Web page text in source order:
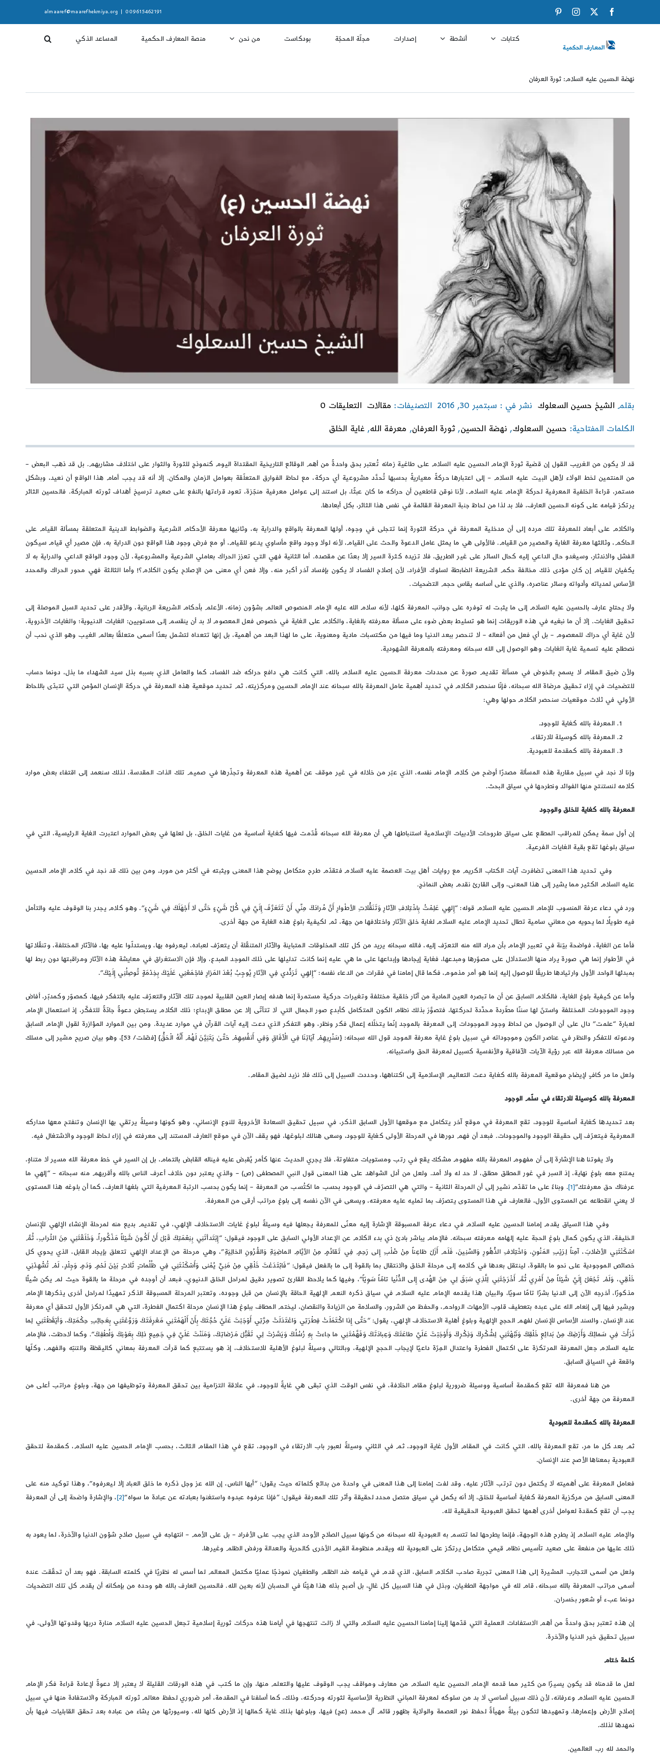
Facebook
X
Instagram
009615462191
almaaref@maarefhekmiya.org
كتابات أنشطة إصدارات مجلّة المحجّة بودكاست من نحن منصة المعارف الحكمية المساعد الذكي
نهضة الحسين عليه السلام: ثورة العرفان
بقلم الشيخ حسين السعلوك نشر في : سبتمبر 30, 2016 التصنيفات: مقالات التعليقات 0
on
السلام:
العرفان
الكلمات المفتاحية: حسين السعلوك, نهضة الحسين, ثورة العرفان, معرفة الله, غاية الخلق
قد لا يكون من الغريب القول إن قضية ثورة الإمام الحسين عليه السلام على طاغية زمانه تُعتبر بحق واحدةً من أهم الوقائع التاريخية المقتداة اليوم كنموذج للثورة والثوار على اختلاف مشاربهم. بل قد ذهب البعض –
من المنتمين لخط الولاء لأهل البيت عليه السلام – إلى اعتبارها حركةً معياريةً بحسبها تُحدَّد مشروعية أي حركة، مع لحاظ الفوارق المتعلّقة بعوامل الزمان والمكان. إلا أنه قد يجب أمام هذا الواقع أن نعيد، وبشكل
مستمر، قراءة الخلفية المعرفية لحركة الإمام عليه السلام، لأنا نوقن قاطعين أن حراكه ما كان عبثًا، بل استند إلى عوامل معرفية منجّزة، تعود قراءتها بالنفع على صعيد ترسيخ أهداف ثورته المباركة. فالحسين الثائر
يرتكز قيامه على كونه الحسين العارف، فلا بد لذا من لحاظ جنبة المعرفة القائمة في نفس هذا الثائر، بكل أبعادها.
والكلام على أبعاد للمعرفة تلك مرده إلى أن مدخلية المعرفة في حركة الثورة إنما تتجلى في وجوه، أولها المعرفة بالواقع والدراية به، وثانيها معرفة الأحكام الشرعية والضوابط الدينية المتعلقة بمسألة القيام على
الحاكم، وثالثها معرفة الغاية والمصير من القيام. فالأولى هي ما يمثل عامل الدعوة والحث على القيام، لأنه لولا وجود واقع مأساوي يدعو للقيام، أو مع فرض وجود هذا الواقع دون الدراية به، فإن مصير أي قيام سيكون
الفشل والاندثار، وسيغدو حال الداعي إليه كحال السائر على غير الطريق، فلا تزيده كثرة السير إلا بعدًا عن مقصده. أما الثانية فهي التي تعزز الحراك بعاملي الشرعية والمشروعية، لأن وجود الواقع الداعي والدراية به لا
يكفيان للقيام إن كان مؤدى ذلك مخالفة حكم الشريعة الضابطة لسلوك الأفراد، لأن إصلاح الفساد لا يكون بإفساد آخر أكبر منه، وإلا فعن أي معنى من الإصلاح يكون الكلام؟! وأما الثالثة فهي محور الحراك والمحدد
الأساس لمدياته وأدواته وسائر عناصره، والذي على أساسه يقاس حجم التضحيات.
ولا يحتاج عارف بالحسين عليه السلام إلى ما يثبت له توفره على جوانب المعرفة كلها، لأنه سلام الله عليه الإمام المنصوص العالم بشؤون زمانه، الأعلم بأحكام الشريعة الربانية، والأقدر على تحديد السبل الموصلة إلى
تحقيق الغايات. إلا أن ما نبغيه في هذه الوريقات إنما هو تسليط بعض ضوء على مسألة معرفته بالغاية، والكلام على الغاية في خصوص فعل المعصوم لا بد أن ينقسم إلى مستويين: الغايات الدنيوية؛ والغايات الأخروية،
لأن غاية أي حراك للمعصوم – بل أي فعل من أفعاله – لا تنحصر ببعد الدنيا وما فيها من مكتسبات مادية ومعنوية، على ما لهذا البعد من أهمية، بل إنها تتعداه لتشمل بعدًا أسمى متعلقًا بعالم الغيب وهو الذي نحب أن
نصطلح عليه تسمية غاية الغايات وهو الوصول إلى الله سبحانه ومعرفته بالمعرفة الشهودية.
ولأن ضيق المقام لا يسمح بالخوض في مسألة تقديم صورة عن محددات معرفة الحسين عليه السلام بالله، التي كانت هي دافع حراكه ضد الفساد، كما والعامل الذي بسببه بذل سيد الشهداء ما بذل، دونما حساب
للتضحيات في إزاء تحقيق مرضاة الله سبحانه، فإنّا سنحصر الكلام في تحديد أهمية عامل المعرفة بالله سبحانه عند الإمام الحسين ومركزيته، ثم تحديد موقعية هذه المعرفة في حركة الإنسان المؤمن التي تتبدّى باللحاظ
الأولي في ثلاث موقعيات سنحصر الكلام حولها وهي:
المعرفة بالله كغاية للوجود.
المعرفة بالله كوسيلة للارتقاء.
المعرفة بالله كمقدمة للعبودية.
وإنا لا نجد في سبيل مقاربة هذه المسألة مصدرًا أوضح من كلام الإمام نفسه، الذي عبّر من خلاله في غير موقف عن أهمية هذه المعرفة وتجذّرها في صميم تلك الذات المقدسة، لذلك سنعمد إلى اقتفاء بعض موارد
كلامه لنستنتج منها الفوائد ونطرحها في سياق البحث.
المعرفة بالله كغاية للخلق والوجود
إن أول سمة يمكن للمراقب المطلع على سياق طروحات الأدبيات الإسلامية استنباطها هي أن معرفة الله سبحانه قُدّمت فيها كغاية أساسية من غايات الخلق، بل لعلها في بعض الموارد اعتبرت الغاية الرئيسية، التي في
سياق بلوغها تقع بقية الغايات الفرعية.
وفي تحديد هذا المعنى تضافرت آيات الكتاب الكريم مع روايات أهل بيت العصمة عليه السلام فتقدّم طرح متكامل يوضح هذا المعنى ويثبته في أكثر من مورد. ومن بين ذلك قد نجد في كلام الإمام الحسين
عليه السلام الكثير مما يشير إلى هذا المعنى، وإلى القارئ نقدم بعض النماذج.
ورد في دعاء عرفة المنسوب للإمام الحسين عليه السلام قوله: “إِلهِي عَلِمْتُ بِاخْتِلافِ الآثارِ وَتَنَقُّلاتِ الأطْوارِ أَنَّ مُرادَكَ مِنِّي أَنْ تَتَعَرَّفَ إِلَيَّ فِي كُلِّ شَيْءٍ حَتَّى لا أَجْهَلَكَ فِي شَيْءٍ”. وهو كلام يجدر بنا الوقوف عليه والتأمل
فيه طويلًا لما يحويه من معاني سامية تطال تحديد الإمام عليه السلام لغاية خلق الآثار واختلافها من جهة، ثم لكيفية بلوغ هذه الغاية من جهة أخرى.
فأما عن الغاية، فواضحة بيّنة في تعبير الإمام بأن مراد الله منه التعرّف إليه، فالله سبحانه يريد من كل تلك المخلوقات المتباينة والآثار المتنقّلة أن يتعرّف لعباده، ليعرفوه بها، ويستدلّوا عليه بها، فالآثار المختلفة، وتنقّلاتها
في الأطوار إنما هي صورة يراد منها الاستدلال على مصوّرها ومبدعها، فغاية إيجادها وإبداعها على ما هي عليه إنما كانت تدليلها على ذلك الموجد المبدع، وإلا فإن الاستغراق في معايشة هذه الآثار ومراقبتها دون ربط لها
بمبدئها الواحد الأول وارتيادها طريقًا للوصول إليه إنما هو أمر مذموم، فكما قال إمامنا في فقرات من الدعاء نفسه: “إِلهِي تَرَدُّدي فِي الآثارِ يُوجِبُ بُعْدَ المَزارِ فاجْمَعْنِي عَلَيْكَ بِخِدْمَةٍ تُوصِلُنِي إِلَيْكَ”.
وأما عن كيفية بلوغ الغاية، فالكلام السابق عن أن ما تبصره العين المادية من آثار خلقية مختلفة وتغيرات حركية مستمرة إنما هدفه إبصار العين القلبية لموجد تلك الآثار والتعرّف عليه بالتفكر فيها، كمصوّر وكمدبّر، أفاض
وجود الموجودات المختلفة واستنّ لها سننًا مطّردة محدِّدة لحركتها، فتصوَّرَ بذلك نظام الكون المتكامل كأبدع صور الجمال التي لا تتأتّى إلا عن مطلق الإبداع؛ ذلك الكلام يستبطن دعوةً جادّةً للتفكّر، إذ استعمال الإمام
لعبارة “علمت” دال على أن الوصول من لحاظ وجود الموجودات إلى المعرفة بالموجد إنّما يتخلّله إعمال فكر ونظر، وهو التفكر الذي دعت إليه آيات القرآن في موارد عديدة. ومن بين الموارد المؤازرة لقول الإمام السابق
ودعوته للتفكر والنظر في عناصر الكون وموجوداته في سبيل بلوغ غاية معرفة الموجد قول الله سبحانه: {سَنُرِيهِمْ آيَاتِنَا فِي الْآفَاقِ وَفِي أَنفُسِهِمْ حَتَّىٰ يَتَبَيَّنَ لَهُمْ أَنَّهُ الْحَقُّ} [فصّلت/ 53]، وهو بيان صريح مشير إلى مسلك
من مسالك معرفة الله عبر رؤية الآيات الآفاقية والأنفسية كسبيل لمعرفة الحق واستبيانه.
ولعل ما مر كافٍ لإيضاح موقعية المعرفة بالله كغاية دعت التعاليم الإسلامية إلى اكتناهها، وحددت السبيل إلى ذلك فلا نزيد لضيق المقام.
المعرفة بالله كوسيلة للارتقاء في سلّم الوجود
بعد تحديدها كغاية أساسية للوجود، تقع المعرفة في موقع آخر يتكامل مع موقعها الأول السابق الذكر، في سبيل تحقيق السعادة الأخروية للنوع الإنساني، وهو كونها وسيلةً يرتقي بها الإنسان وتنفتح معها مداركه
المعرفية فيتعرّف إلى حقيقة الوجود والموجودات. فبعد أن فهم دورها في المرحلة الأولى كغاية للوجود، وسعى هنالك لبلوغها، فهو يقف الآن في موقع العارف المستند إلى معرفته في إزاء لحاظ الوجود والاشتغال فيه.
ولا يفوتنا هنا الإشارة إلى أن مفهوم المعرفة بالله مفهوم مشكك يقع في رتب ومستويات متفاوتة، فلا يجري الحديث عنها كأمر يُقبض عليه فيناله القابض بالتمام، بل إن السير في خط معرفة الله مسير لا متناهٍ،
يمتنع معه بلوغ نهاية، إذ السبر في غور المطلق مطلق، لا حد له ولا أمد. ولعل من أدل الشواهد على هذا المعنى قول النبي المصطفى (ص) – والذي يعتبر دون خلاف أعرف الناس بالله وأقربهم منه سبحانه – “إلهي ما
عرفناك حق معرفتك”[1]
. وبناءً على ما تقدّم نشير إلى أن المرحلة الثانية – والتي هي التصرّف في الوجود بحسب ما اكتُسب من المعرفة – إنما يكون بحسب الرتبة المعرفية التي بلغها العارف، كما أن بلوغه هذا المستوى
لا يعني انقطاعه عن المستوى الأول، فالعارف في هذا المستوى يتصرّف بما تمليه عليه معرفته، ويسعى في الآن نفسه إلى بلوغ مراتب أرقى من المعرفة.
وفي هذا السياق يقدم إمامنا الحسين عليه السلام في دعاء عرفة المسبوقة الإشارة إليه معنًى للمعرفة يجعلها فيه وسيلةً لبلوغ غايات الاستخلاف الإلهي، في تقديم بديع منه لمرحلة الإنشاء الإلهي للإنسان
الخليفة، الذي يكون كمال بلوغ الحجة عليه إلهامه معرفته سبحانه. فالإمام يباشر بادئ ذي بدء الكلام عن الإعداد الأولي السابق على الوجود فيقول: “إِبْتَدأتَنِي بِنِعْمَتِكَ قَبْلَ أَنْ أَكُونَ شَيْئاً مَذْكُوراً، وَخَلَقْتَنِي مِنَ التُرابِ، ثُمَّ
اسْكَنْتَنِي الأصْلابَ، آمِناً لِرَيْبِ المَنُونِ، وَاخْتِلافِ الدُّهُورِ وَالسِّنِينَ، فَلَم أَزَلْ ظاعِناً مِنْ صُلْبِ إِلى رَحِمٍ فِي تَقادُمٍ مِنْ الأيَّامِ الماضِيَةِ وَالقُرُونِ الخالِيَةِ”، وهي مرحلة من الإعداد الإلهي تتعلق بإيجاد القابل، الذي يحوي كل
خصائص الموجودية على نحو ما بالقوة، لينتقل بعدها في كلامه إلى مرحلة الخلق والانتقال بما بالقوة إلى ما بالفعل فيقول: “فَابْتَدَعْتَ خَلْقِي مِنْ مَنِيٍّ يُمْنى وَأَسْكَنْتَنِي فِي ظُلُماتٍ ثَلاثٍ بَيْنَ لَحْمٍ وَدَمٍ وَجِلْدٍ، لَمْ تُشْهِدْنِي
خَلْقِي، وَلَمْ تَجْعَلْ إِلَيَّ شَيْئاً مِنْ أَمْرِي ثُمَّ أَخْرَجْتَنِي لِلَّذِي سَبَقَ لِي مِنَ الهُدى إِلى الدُّنْيا تامّاً سَوِيّاً”، وفيها كما يلاحظ القارئ تصوير دقيق لمراحل الخلق الدنيوي، فبعد أن أوجده في مرحلة ما بالقوة حيث لم يكن شيئًا
مذكورًا، أخرجه الآن إلى الدنيا بشرًا تامًا سويًا، والبيان هذا يقدمه الإمام عليه السلام في سياق ذكره النعم الإلهية الحاقة بالإنسان من قبل وجوده، وتعتبر المرحلة المسبوقة الذكر تمهيدًا لمراحل أخرى يذكرها الإمام
ويشير فيها إلى إنعام الله على عبده بتعطيف قلوب الأمهات الرواحم، والحفظ من الشرور، والسلامة من الزيادة والنقصان، ليختم المطاف ببلوغ هذا الإنسان مرحلة اكتمال الفطرة، التي هي المرتكز الأول لتحقق أي معرفة
عند الإنسان، والسند الأساس للإنسان لفهم الحجج الإلهية وبلوغ أهلية الاستخلاف الإلهي، يقول: “حَتَّى إِذا اكْتَمَلَتْ فِطْرَتِي وَاعْتَدَلَتْ مِرَّتِي أَوْجَبْتَ عَلَيَّ حُجَّتَكَ بِأَنْ أَلْهَمْتَنِي مَعْرِفَتَكَ وَرَوَّعْتَنِي بِعَجائِبِ حِكْمَتِكَ، وَأيْقَظْتَنِي لِما
ذَرَأْتَ فِي سَمائِكَ وَأَرْضِكَ مِنْ بَدائِعِ خَلْقِكَ وَنَبَّهْتَنِي لِشُكْرِكَ وَذِكْرِكَ وَأَوْجَبْتَ عَلَيَّ طاعَتَكَ وَعِبادَتَكَ وَفَهَّمْتَنِي ما جاءتْ بِهِ رُسُلُكَ وَيَسَّرْتَ لِي تَقَبُّلَ مَرْضاتِكَ، وَمَنَنْتَ عَلَيَّ فِي جَمِيعِ ذلِكَ بِعَوْنِكَ وَلُطْفِكَ”. وكما لاحظت، فالإمام
عليه السلام جعل المعرفة المرتكزة على اكتمال الفطرة واعتدال المِرّة داعيًا لإيجاب الحجج الإلهية، وبالتالي وسيلةً لبلوغ الأهلية للاستخلاف، إذ هو يستتبع كما قرأت المعرفة بمعاني كاليقظة والتنبّه والفهم، وكلّها
واقعة في السياق السابق.
من هنا فمعرفة الله تقع كمقدمة أساسية ووسيلة ضرورية لبلوغ مقام الخلافة، في نفس الوقت الذي تبقى هي غايةً للوجود، في علاقة التزامية بين تحقق المعرفة وتوظيفها من جهة، وبلوغ مراتب أعلى من
المعرفة من جهة أخرى.
المعرفة بالله كمقدمة للعبودية
ثم بعد كل ما مر، تقع المعرفة بالله، التي كانت في المقام الأول غاية الوجود، ثم في الثاني وسيلةً لعبور باب الارتقاء في الوجود، تقع في هذا المقام الثالث، بحسب الإمام الحسين عليه السلام، كمقدمة لتحقق
العبودية بمعناها الأصح عند الإنسان.
فعامل المعرفة على أهميته لا يكتمل دون ترتب الآثار عليه، وقد لفت إمامنا إلى هذا المعنى في واحدة من بدائع كلماته حيث يقول: “أيها الناس، إن الله عز وجل ذكره ما خلق العباد إلا ليعرفوه”، وهذا توكيد منه على
المعنى السابق من مركزية المعرفة كغاية أساسية للخلق، إلا أنه يكمل في سياق متصل محدد لحقيقة وأثر تلك المعرفة فيقول: “فإذا عرفوه عبدوه واستغنوا بعبادته عن عبادة ما سواه”[2]
، والإشارة واضحة إلى أن المعرفة
يجب أن تقع كمقدة لعوامل أخرى أهمها تحقق العبودية الحقيقية لله.
والإمام عليه السلام إذ يطرح هذه الوجهة، فإنما يطرحها لما تتسم به العبودية لله سبحانه من كونها سبيل الصلاح الأوحد الذي يجب على الأفراد – بل على الأمم – انتهاجه في سبيل صلاح شؤون الدنيا والآخرة، لما يعود به
ذلك عليها من منفعة على صعيد تأسيس نظام قيمي متكامل يرتكز على العبودية لله ويقدم منظومة القيم الأخرى كالحرية والعدالة ورفض الظلم وغيرها.
ولعل من أسمى التجارب المشيرة إلى هذا المعنى تجربة صاحب الكلام السابق، الذي قدم في قيامه ضد الظلم والطغيان نموذجًا عمليًا مكتمل المعالم لما أسس له نظريًا في كلمته السابقة. فهو بعد أن تحقّقت عنده
أسمى مراتب المعرفة بالله سبحانه، قام لله في مواجهة الطغيان، وبذل في هذا السبيل كل غالٍ، بل أصبح بذله هذا هيّنًا في الحسبان لأنه بعين الله. فالحسين العارف بالله هو وحده من بإمكانه أن يقدم كل تلك التضحيات
دونما عبء أو شعور بخسران.
إن هذه تعتبر بحق واحدةً من أهم الاستفادات العملية التي قدّمها إلينا إمامنا الحسين عليه السلام والتي لا زالت تنتهجها في أيامنا هذه حركات ثورية إسلامية تجعل الحسين عليه السلام منارة دربها وقدوتها الأولى، في
سبيل تحقيق خير الدنيا والآخرة.
كلمة ختام
لعل ما قدمناه قد يكون يسيرًا من كثير مما قدمه الإمام الحسين عليه السلام من معارف ومواقف يجب الوقوف عليها والتعلم منها، وإن ما كتب في هذه الورقات القليلة لا يعتبر إلا دعوةً لإعادة قراءة فكر الإمام
الحسين عليه السلام وعرفانه، لأن ذلك سبيل أساسي لا بد من سلوكه لمعرفة المباني النظرية الأساسية لثورته وحركته، وذلك، كما أسلفنا في المقدمة، أمر ضروري لحفظ معالم ثورته المباركة والاستفادة منها في سبيل
إصلاح الأرض وإعمارها، وتمهيدها لتكون بيئةً مهيأةً لحفظ نور العصمة والولاية بظهور قائم آل محمد (عج) فيها، وبلوغها بذلك غاية كمالها إذ الأرض كلها لله، وسيورثها من يشاء من عباده بعد تحقق القابليات فيها بأن
نمهدها لذلك.
والحمد لله رب العالمين.